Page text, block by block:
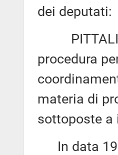
dei deputati:
PITTALIS
procedura
materia di
sottoposte a
In data 19